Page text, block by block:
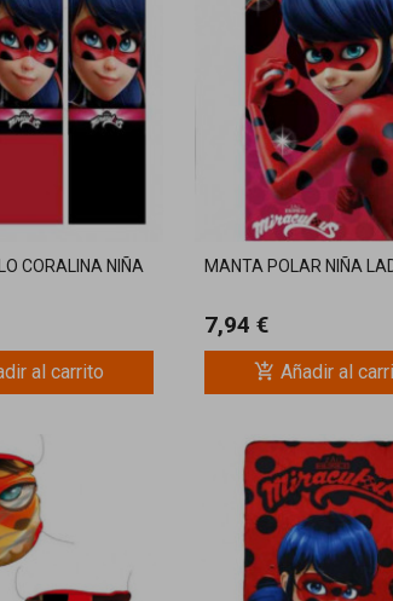
CORALINA NIÑA
al carrito
MANTA POLAR NIÑA
7,94 €
add_shopping_cart Añadir al